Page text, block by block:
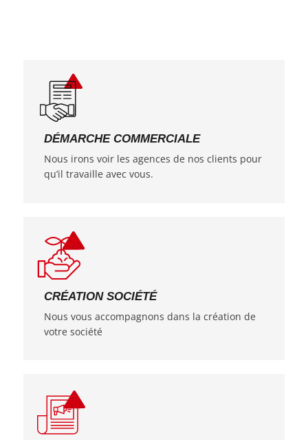
DÉMARCHE COMMERCIALE
Nous irons voir les agences de nos clients pour
qu’il travaille avec vous.
CRÉATION SOCIÉTÉ
Nous vous accompagnons dans la création de
votre société